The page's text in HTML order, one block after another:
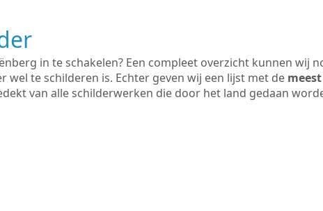
in te schakelen? Een compleet overzicht kunnen wij
wel te schilderen is. Echter geven wij een lijst met de meest
van alle schilderwerken die door het land gedaan